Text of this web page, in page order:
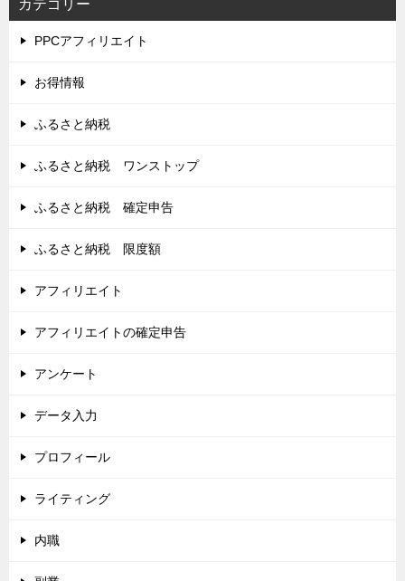
カテゴリー
PPCアフィリエイト
お得情報
ふるさと納税
ふるさと納税 ワンストップ
ふるさと納税 確定申告
ふるさと納税 限度額
アフィリエイト
アフィリエイトの確定申告
アンケート
データ入力
プロフィール
ライティング
内職